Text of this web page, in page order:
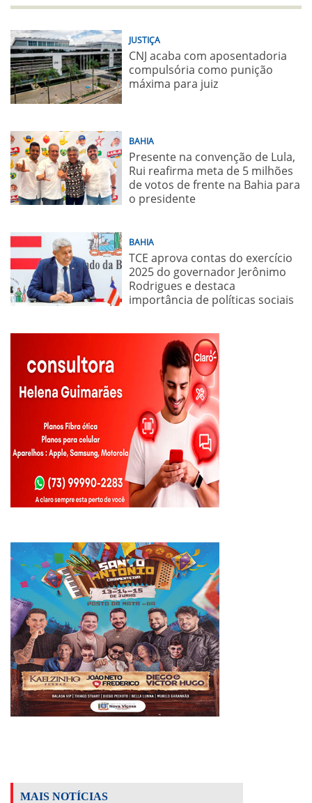
JUSTIÇA
CNJ acaba com aposentadoria
compulsória como punição
máxima para juiz
BAHIA
Presente na convenção de Lula,
Rui reafirma meta de 5 milhões
de votos de frente na Bahia para
o presidente
BAHIA
TCE aprova contas do exercício
2025 do governador Jerônimo
Rodrigues e destaca
importância de políticas sociais
MAIS NOTÍCIAS